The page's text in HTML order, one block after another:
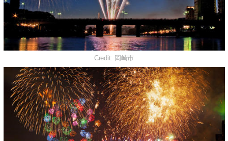
Credit: 岡崎市